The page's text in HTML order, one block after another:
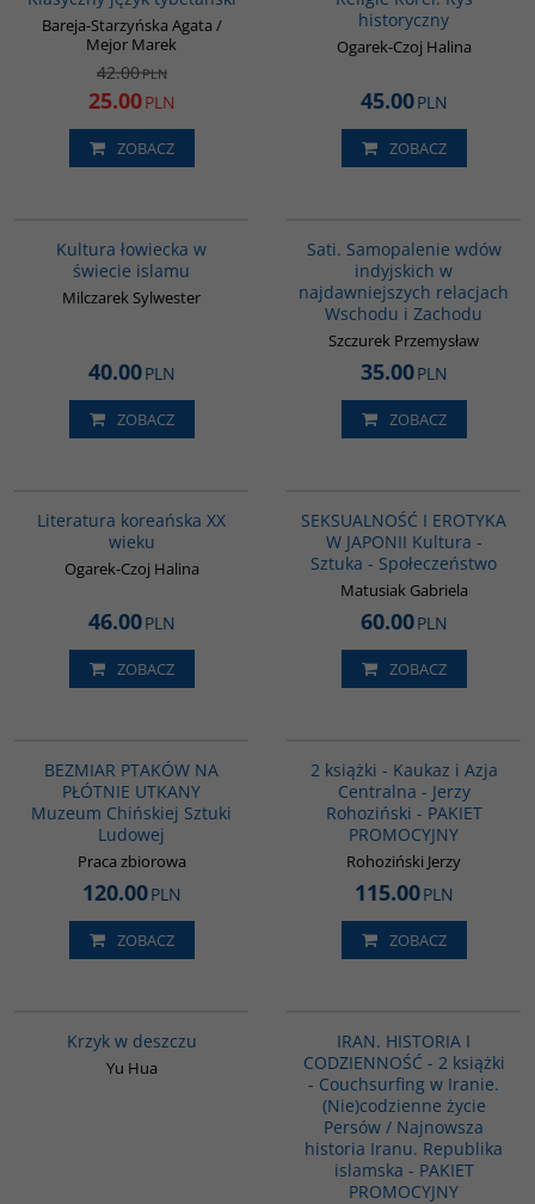
Bareja-Starzyńska Agata /
Mejor Marek
42.00PLN
25.00PLN
ZOBACZ
historyczny
Ogarek-Czoj Halina
45.00PLN
ZOBACZ
Kultura łowiecka w
świecie islamu
Milczarek Sylwester
40.00PLN
ZOBACZ
Sati. Samopalenie wdów
indyjskich w
najdawniejszych relacjach
Wschodu i Zachodu
Szczurek Przemysław
35.00PLN
ZOBACZ
Literatura koreańska XX
wieku
Ogarek-Czoj Halina
46.00PLN
ZOBACZ
SEKSUALNOŚĆ I EROTYKA
W JAPONII Kultura -
Sztuka - Społeczeństwo
Matusiak Gabriela
60.00PLN
ZOBACZ
BEZMIAR PTAKÓW NA
PŁÓTNIE UTKANY
Muzeum Chińskiej Sztuki
Ludowej
Praca zbiorowa
120.00PLN
ZOBACZ
2 książki - Kaukaz i Azja
Centralna - Jerzy
Rohoziński - PAKIET
PROMOCYJNY
Rohoziński Jerzy
115.00PLN
ZOBACZ
Krzyk w deszczu
Yu Hua
IRAN. HISTORIA I
CODZIENNOŚĆ - 2 książki
- Couchsurfing w Iranie.
(Nie)codzienne życie
Persów / Najnowsza
historia Iranu. Republika
islamska - PAKIET
PROMOCYJNY